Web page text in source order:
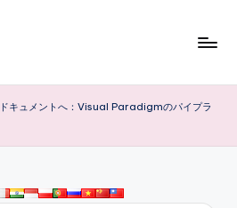
キュメントへ：Visual Paradigmのパイプラ